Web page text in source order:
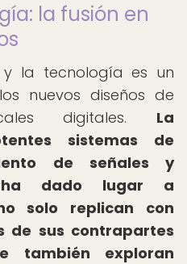
la fusión en
la tecnología es un
nuevos diseños de
digitales. La
sistemas de
de señales y
ha dado lugar a
solo replican con
de sus contrapartes
también exploran